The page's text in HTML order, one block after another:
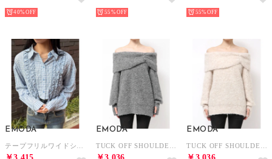
40% 55% 55%
EMODA EMODA EMODA